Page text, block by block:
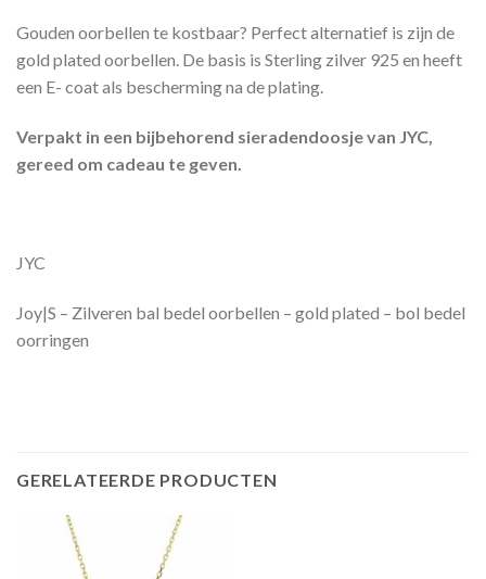
Gouden oorbellen te kostbaar? Perfect alternatief is zijn de
gold plated oorbellen. De basis is Sterling zilver 925 en heeft
een E- coat als bescherming na de plating.
Verpakt in een bijbehorend sieradendoosje van JYC,
gereed om cadeau te geven.
JYC
Joy|S – Zilveren bal bedel oorbellen – gold plated – bol bedel
oorringen
GERELATEERDE PRODUCTEN